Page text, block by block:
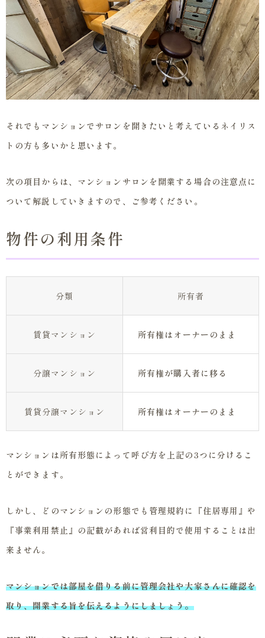
それでもマンションでサロンを開きたいと考えているネイリス
トの方も多いかと思います。
次の項目からは、マンションサロンを開業する場合の注意点に
ついて解説していきますので、ご参考ください。
物件の利用条件
分類 所有者
賃貸マンション 所有権はオーナーのまま
分譲マンション 所有権が購入者に移る
賃貸分譲マンション 所有権はオーナーのまま
マンションは所有形態によって呼び方を上記の3つに分けるこ
とができます。
しかし、どのマンションの形態でも管理規約に『住居専用』や
『事業利用禁止』の記載があれば営利目的で使用することは出
来ません。
マンションでは部屋を借りる前に管理会社や大家さんに確認を
取り、開業する旨を伝えるようにしましょう。